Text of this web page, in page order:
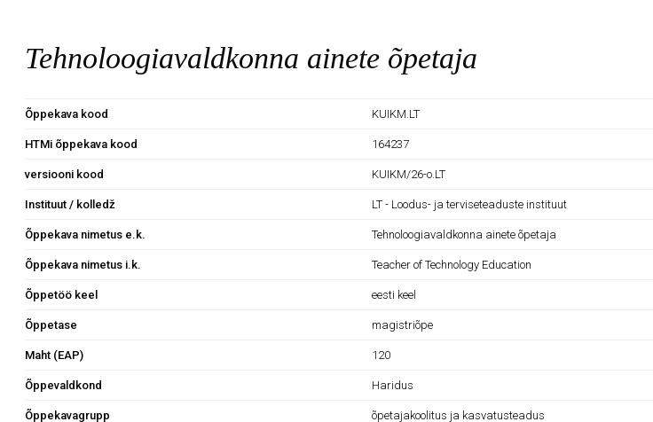
Tehnoloogiavaldkonna ainete õpetaja
Õppekava kood KUIKM.LT
HTMi õppekava kood 164237
versiooni kood KUIKM/26-o.LT
Instituut / kolledž LT - Loodus- ja terviseteaduste instituut
Õppekava nimetus e.k. Tehnoloogiavaldkonna ainete õpetaja
Õppekava nimetus i.k. Teacher of Technology Education
Õppetöö keel eesti keel
Õppetase magistriõpe
Maht (EAP) 120
Õppevaldkond Haridus
Õppekavagrupp õpetajakoolitus ja kasvatusteadus